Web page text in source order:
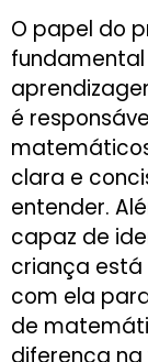
O papel do
é
clara e
entender.
capaz de
criança
com ela
de